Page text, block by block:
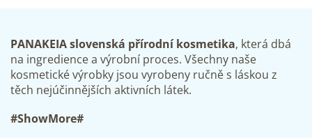
í
p
r
v
k
á
n
í
PANAKEIA slovenská přírodní kosmetika, která dbá
na ingredience a výrobní proces. Všechny naše
kosmetické výrobky jsou vyrobeny ručně s láskou z
těch nejúčinnějších aktivních látek.
#ShowMore#